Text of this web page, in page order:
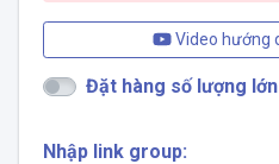
Video hướng
Đặt hàng số lượng lớn
Nhập link group: